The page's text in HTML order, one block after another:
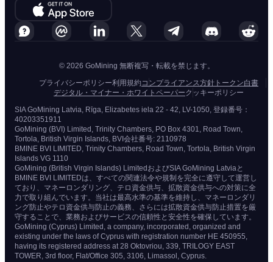
© 2026 GoMining 無断複写・転載を禁じます。
プライバシーポリシー利用規約 コンプライアンス方針 トークン白書
デジタル・マイナー・ホワイトペーパークッキーポリシー
SIA GoMining Latvia, Rīga, Elizabetes iela 22 - 42, LV-1050, 登録番号：
40203351911
GoMining (BVI) Limited, Trinity Chambers, PO Box 4301, Road Town,
Tortola, British Virgin Islands, BVI会社番号: 2110978
BMINE BVI LIMITED, Trinity Chambers, Road Town, Tortola, British Virgin
Islands VG 1110
GoMining (British Virgin Islands) LimitedおよびSIA GoMining Latviaと
BMINE BVI LIMITEDは、すべての関連法令や規制を完全に遵守して運営し
ており、マネーロンダリング、テロ資金供与、拡散資金供与への対策に全
力で取り組んでいます。当社は最高水準の基準を維持し、マネーロンダリ
ング防止やテロ資金供与防止の義務、さらには拡散資金供与防止措置を厳
守することで、業務およびサービスの信頼性と安全性を確保しています。
GoMining (Cyprus) Limited, a company, incorporated, organized and
existing under the laws of Cyprus with registration number HE 450955,
having its registered address at 28 Oktovriou, 339, TRILOGY EAST
TOWER, 3rd floor, Flat/Office 305, 3106, Limassol, Cyprus.